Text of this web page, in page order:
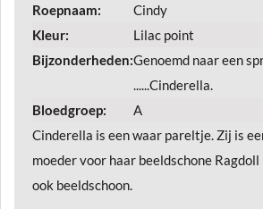
Roepnaam:
Cindy
Kleur:
Lilac point
Bijzonderheden:Genoemd naar een
......Cinderella.
Bloedgroep:
A
Cinderella is een waar pareltje. Zij is
moeder voor haar beeldschone
ook beeldschoon.